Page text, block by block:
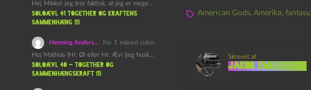
American Gods, Amerika, fantasy,
Skrevet af
Jakob Emiliussen
Hej Mikkel Jeg tror faktisk, at jeg er meget enig…
Soloævl 41 Together og Kraftens
Sammenhæng (1)
Henning Andersen
For 1 måned siden
Hej Mathias (Hr. Øl eller Hr. Ævl (jeg husker ikke…
Soloævl 40 – Together og
sammenhængskraft (1)